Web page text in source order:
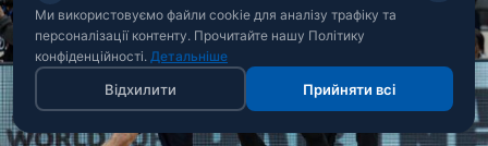
Ми використовуємо файли cookie для аналізу трафіку та
персоналізації контенту. Прочитайте нашу Політику
конфіденційності. Детальніше
Відхилити Прийняти всі